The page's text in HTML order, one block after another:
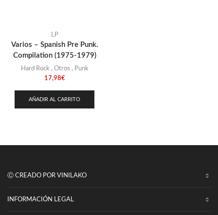
Thrash Metal (108)
LP
Varios – Spanish Pre Punk.
Compilation (1975-1979)
Hard Rock , Otros , Punk
17,98€
AÑADIR AL CARRITO
Ⓒ CREADO POR VINILAKO
INFORMACIÓN LEGAL